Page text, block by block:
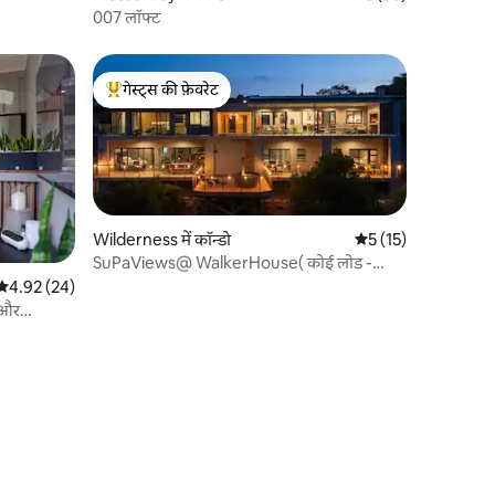
007 लॉफ्ट
रेटिंग 5 में से 4.92, 24 समीक्षाएँ
4.92 (24)
गेस्ट्स का टॉप फ़ेवरेट
गेस्ट्स की फ़ेवरेट
Wilderness में कॉन्डो औसत रेटिंग 5 में से 5,
5 (15)
SuPaViews@ WalkerHouse( कोई लोड -